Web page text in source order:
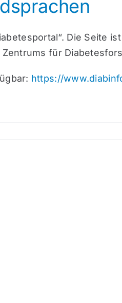
Die Seite
für
https://